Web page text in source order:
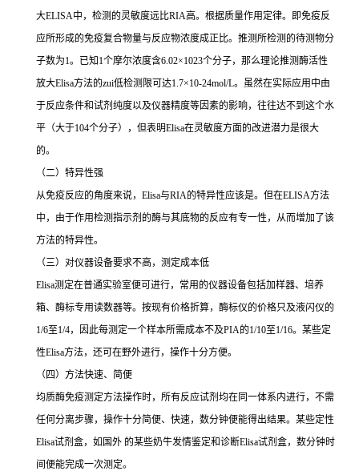
大ELISA中，检测的灵敏度远比RIA高。根据质量作用定律。即免疫反
应所形成的免疫复合物量与反应物浓度成正比。推测所检测的待测物分
子数为1。已知 1个摩尔浓度含6.02×1023个分子，那么理论推测酶活性
放大Elisa方法的zui低检测限可达1.7×10-24mol/L。虽然在实际应用中由
于反应条件和试剂纯度以及仪器精度等因素的影响，往往达不到这个水
平（大于104个分子），但表明Elisa在灵敏度方面的改进潜力是很大
的。
（二）特异性强
从免疫反应的角度来说， Elisa与RIA的特异性应该是。但在ELISA方法
中，由于作用检测指示剂的酶与其底物的反应有专一性，从而增加了该
方法的特异性。
（三）对仪器设备要求不高，测定成本低
Elisa测定在普通实验室便可进行，常用的仪器设备包括加样器、培养
箱、酶标专用读数器等。按现有价格折算，酶标仪的价格只及液闪仪的
1/6至1/4，因此每测定一个样本所需成本不及PIA的1/10至1/16。某些定
性Elisa方法，还可在野外进行，操作十分方便。
（四）方法快速、简便
均质酶免疫测定方法操作时，所有反应试剂均在同一体系内进行，不需
任何分离步骤，操作十分简便、快速，数分钟便能得出结果。某些定性
Elisa试剂盒，如国外 的某些奶牛发情鉴定和诊断Elisa试剂盒，数分钟时
间便能完成一次测定。